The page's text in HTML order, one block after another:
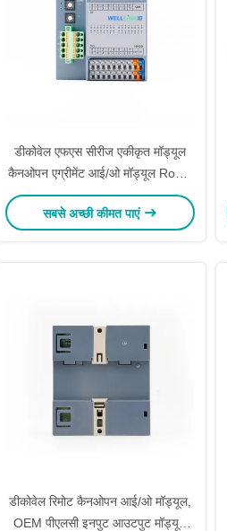
डीकोवेल एफएस सीरीज एकीकृत मॉड्यूल
कैनओपन एग्रीमेंट आई/ओ मॉड्यूल RoHS
CE अनुमोदित
सबसे अच्छी कीमत पाएं
डीकोवेल रिमोट कैनओपन आई/ओ मॉड्यूल,
OEM पीएलसी इनपुट आउटपुट मॉड्यूल